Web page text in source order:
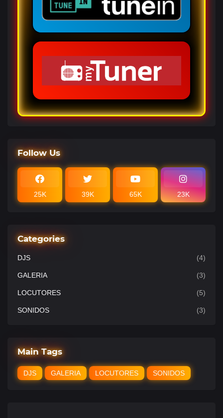
Follow Us
25K 39K 65K 23K
Categories
DJS (4)
GALERIA (3)
LOCUTORES (5)
SONIDOS (3)
Main Tags
DJS GALERIA LOCUTORES SONIDOS